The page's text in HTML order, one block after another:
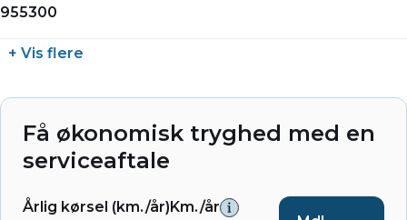
955300
+ Vis flere
Få økonomisk tryghed med en
serviceaftale
Årlig kørsel (km./år)Km./år